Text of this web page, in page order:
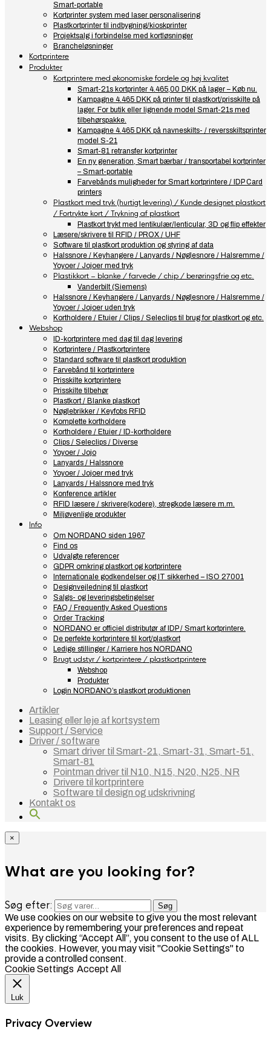
Smart-portable
Kortprinter system med laser personalisering
Plastkortprinter til indbygning/kioskprinter
Projektsalg i forbindelse med kortløsninger
Brancheløsninger
Kortprintere
Produkter
Kortprintere med økonomiske fordele og høj kvalitet
Smart-21s kortprinter 4.465,00 DKK på lager – Køb nu.
Kampagne 4.465 DKK på printer til plastkort/prisskilte på
lager. For butik eller lignende model Smart-21s med
tilbehørspakke.
Kampagne 4.465 DKK på navneskilts- / reversskiltsprinter
model S-21
Smart-81 retransfer kortprinter
En ny generation, Smart bærbar / transportabel kortprinter
– Smart-portable
Farvebånds muligheder for Smart kortprintere / IDP Card
printers
Plastkort med tryk (hurtigt levering) / Kunde designet plastkort
/ Fortrykte kort / Trykning af plastkort
Plastkort trykt med lentikulær/lenticular, 3D og flip effekter
Læsere/skrivere til RFID / PROX / UHF
Software til plastkort produktion og styring af data
Halssnore / Keyhangere / Lanyards / Nøglesnore / Halsremme /
Yoyoer / Jojoer med tryk
Plastikkort – blanke / farvede / chip / berøringsfrie og etc.
Vanderbilt (Siemens)
Halssnore / Keyhangere / Lanyards / Nøglesnore / Halsremme /
Yoyoer / Jojoer uden tryk
Kortholdere / Etuier / Clips / Seleclips til brug for plastkort og etc.
Webshop
ID-kortprintere med dag til dag levering
Kortprintere / Plastkortprintere
Standard software til plastkort produktion
Farvebånd til kortprintere
Prisskilte kortprintere
Prisskilte tilbehør
Plastkort / Blanke plastkort
Nøglebrikker / Keyfobs RFID
Komplette kortholdere
Kortholdere / Etuier / ID-kortholdere
Clips / Seleclips / Diverse
Yoyoer / Jojo
Lanyards / Halssnore
Yoyoer / Jojoer med tryk
Lanyards / Halssnore med tryk
Konference artikler
RFID læsere / skrivere(kodere), stregkode læsere m.m.
Miljøvenlige produkter
Info
Om NORDANO siden 1967
Find os
Udvalgte referencer
GDPR omkring plastkort og kortprintere
Internationale godkendelser og IT sikkerhed – ISO 27001
Designvejledning til plastkort
Salgs- og leveringsbetingelser
FAQ / Frequently Asked Questions
Order Tracking
NORDANO er officiel distributør af IDP / Smart kortprintere.
De perfekte kortprintere til kort/plastkort
Ledige stillinger / Karriere hos NORDANO
Brugt udstyr / kortprintere / plastkortprintere
Webshop
Produkter
Login NORDANO’s plastkort produktionen
Artikler
Leasing eller leje af kortsystem
Support / Service
Driver / software
Smart driver til Smart-21, Smart-31, Smart-51,
Smart-81
Pointman driver til N10, N15, N20, N25, NR
Drivere til kortprintere
Software til design og udskrivning
Kontakt os
×
What are you looking for?
Søg efter: Søg
We use cookies on our website to give you the most relevant
experience by remembering your preferences and repeat
visits. By clicking “Accept All”, you consent to the use of ALL
the cookies. However, you may visit "Cookie Settings" to
provide a controlled consent.
Cookie Settings Accept All
Luk
Privacy Overview